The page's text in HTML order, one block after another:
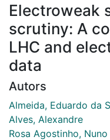
Electroweak
scrutiny: A
LHC and
data
Autors
Almeida, Eduardo da
Alves, Alexandre
Rosa Agostinho,